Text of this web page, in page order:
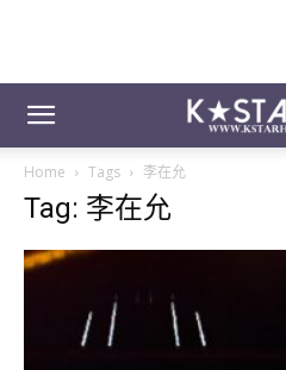
Home Tags 李在允
Tag: 李在允